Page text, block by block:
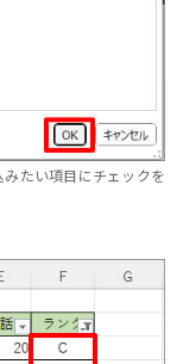
たい項目にチェックを